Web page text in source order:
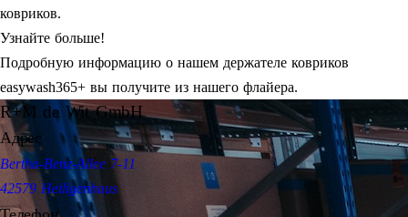
ковриков.
Узнайте больше!
Подробную информацию о нашем держателе ковриков
easywash365+ вы получите из нашего флайера.
R+M de Wit GmbH
Адрес
Bertha-Benz-Allee 7-11
42579 Heiligenhaus